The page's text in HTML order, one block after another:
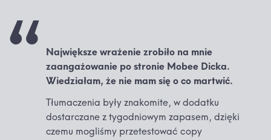
Największe wrażenie zrobiło na mnie
zaangażowanie po stronie Mobee Dicka.
Wiedziałam, że nie mam się o co martwić.
Tłumaczenia były znakomite, w dodatku
dostarczane z tygodniowym zapasem, dzięki
czemu mogliśmy przetestować copy